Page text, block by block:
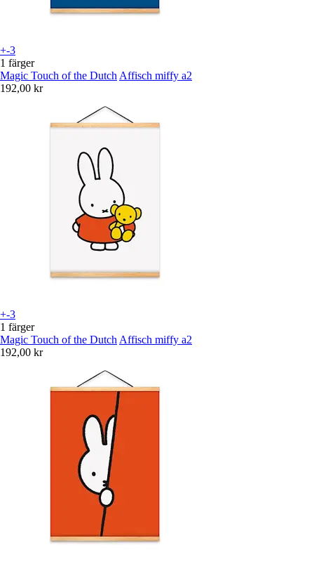
+-3
1 färger
Magic Touch of the Dutch Affisch miffy a2
192,00 kr
+-3
1 färger
Magic Touch of the Dutch Affisch miffy a2
192,00 kr